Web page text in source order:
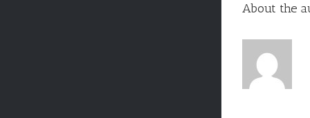
About the